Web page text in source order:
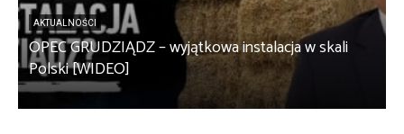
AKTUALNOŚCI
OPEC GRUDZIĄDZ – wyjątkowa instalacja w skali
Polski [WIDEO]